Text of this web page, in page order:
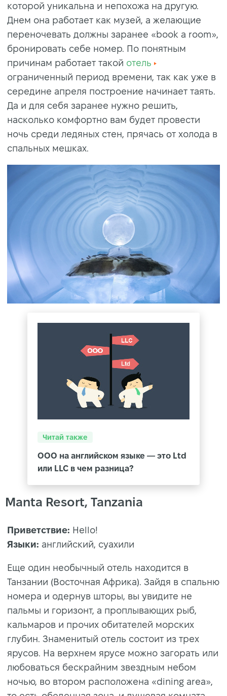
которой уникальна и непохожа на другую.
Днем она работает как музей, а желающие
переночевать должны заранее «book a room»,
бронировать себе номер. По понятным
причинам работает такой отель
ограниченный период времени, так как уже в
середине апреля построение начинает таять.
Да и для себя заранее нужно решить,
насколько комфортно вам будет провести
ночь среди ледяных стен, прячась от холода в
спальных мешках.
Читай также
ООО на английском языке — это Ltd
или LLC в чем разница?
Manta Resort, Tanzania
Приветствие: Hello!
Языки: английский, суахили
Еще один необычный отель находится в
Танзании (Восточная Африка). Зайдя в спальню
номера и одернув шторы, вы увидите не
пальмы и горизонт, а проплывающих рыб,
кальмаров и прочих обитателей морских
глубин. Знаменитый отель состоит из трех
ярусов. На верхнем ярусе можно загорать или
любоваться бескрайним звездным небом
ночью, во втором расположена «dining area»,